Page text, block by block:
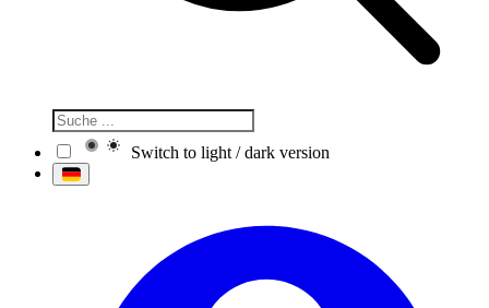
Switch to light / dark version